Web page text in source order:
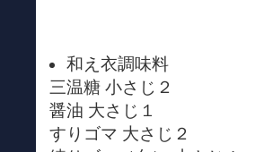
和え衣調味料
三温糖 小さじ２
醤油 大さじ１
すりゴマ 大さじ２